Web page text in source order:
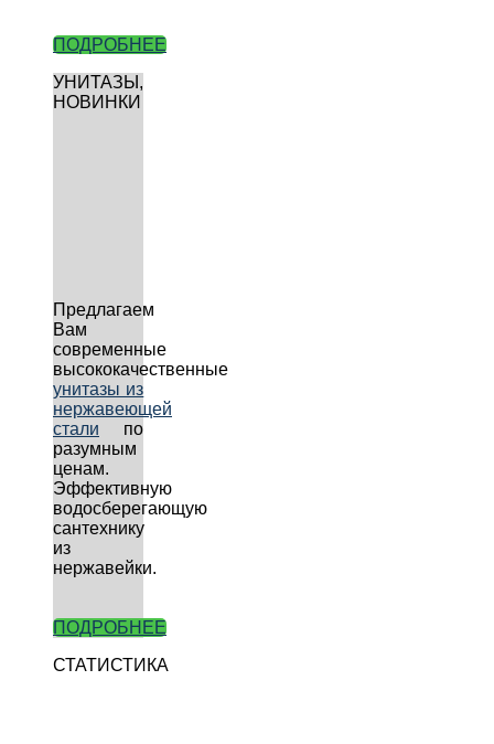
ПОДРОБНЕЕ
УНИТАЗЫ,
НОВИНКИ
Предлагаем
Вам
современные
высококачественные
унитазы из
нержавеющей
стали по
разумным
ценам.
Эффективную
водосберегающую
сантехнику
из
нержавейки.
ПОДРОБНЕЕ
СТАТИСТИКА